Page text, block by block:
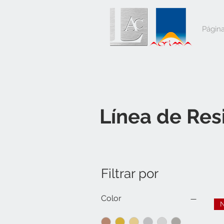
Línea de
Filtrar por
Color